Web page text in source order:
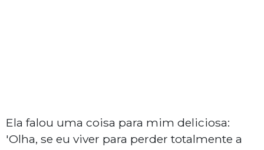
Ela falou uma coisa para mim deliciosa:
'Olha, se eu viver para perder totalmente a